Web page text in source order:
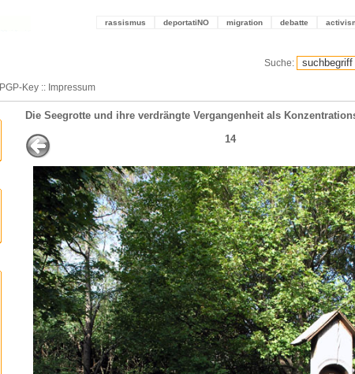
rassismus deportatiNO migration debatte
PGP-Key :: Impressum
Suche:
Die Seegrotte und ihre verdrängte Vergangenheit als
14